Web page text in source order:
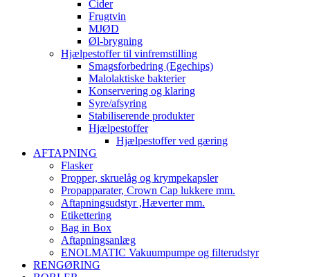
Cider
Frugtvin
MJØD
Øl-brygning
Hjælpestoffer til vinfremstilling
Smagsforbedring (Egechips)
Malolaktiske bakterier
Konservering og klaring
Syre/afsyring
Stabiliserende produkter
Hjælpestoffer
Hjælpestoffer ved gæring
AFTAPNING
Flasker
Propper, skruelåg og krympekapsler
Propapparater, Crown Cap lukkere mm.
Aftapningsudstyr ,Hæverter mm.
Etikettering
Bag in Box
Aftapningsanlæg
ENOLMATIC Vakuumpumpe og filterudstyr
RENGØRING